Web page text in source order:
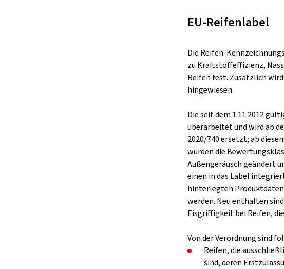
EU-Reifenlabel
Die Reifen-
zu Kraftstoffeffizienz,
Reifen fest. Zusätzlich
hingewiesen.
Die seit dem 1.11.2012
überarbeitet und wird ab
2020/740 ersetzt; ab
wurden die
Außengeräusch geändert
einen in das Label
hinterlegten
werden. Neu enthalten
Eisgriffigkeit bei Reifen,
Von der Verordnung sind
Reifen, die
sind, deren